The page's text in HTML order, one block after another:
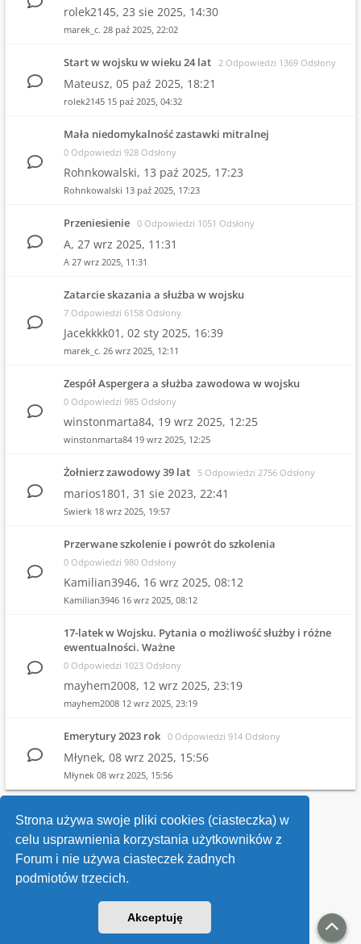
Strona używa swoje pliki cookies (ciasteczka) w
celu usprawnienia korzystania użytkowników z
Forum i nie używa ciasteczek żadnych
podmiotów trzecich.
Akceptuję
rolek2145, 23 sie 2025, 14:30
marek_c. 28 paź 2025, 22:02
Start w wojsku w wieku 24 lat 2 Odpowiedzi 1369 Odsłony
Mateusz, 05 paź 2025, 18:21
rolek2145 15 paź 2025, 04:32
Mała niedomykalność zastawki mitralnej
0 Odpowiedzi 928 Odsłony
Rohnkowalski, 13 paź 2025, 17:23
Rohnkowalski 13 paź 2025, 17:23
Przeniesienie 0 Odpowiedzi 1051 Odsłony
A, 27 wrz 2025, 11:31
A 27 wrz 2025, 11:31
Zatarcie skazania a służba w wojsku
7 Odpowiedzi 6158 Odsłony
Jacekkkk01, 02 sty 2025, 16:39
marek_c. 26 wrz 2025, 12:11
Zespół Aspergera a służba zawodowa w wojsku
0 Odpowiedzi 985 Odsłony
winstonmarta84, 19 wrz 2025, 12:25
winstonmarta84 19 wrz 2025, 12:25
Żołnierz zawodowy 39 lat 5 Odpowiedzi 2756 Odsłony
marios1801, 31 sie 2023, 22:41
Swierk 18 wrz 2025, 19:57
Przerwane szkolenie i powrót do szkolenia
0 Odpowiedzi 980 Odsłony
Kamilian3946, 16 wrz 2025, 08:12
Kamilian3946 16 wrz 2025, 08:12
17-latek w Wojsku. Pytania o możliwość służby i różne
ewentualności. Ważne
0 Odpowiedzi 1023 Odsłony
mayhem2008, 12 wrz 2025, 23:19
mayhem2008 12 wrz 2025, 23:19
Emerytury 2023 rok 0 Odpowiedzi 914 Odsłony
Młynek, 08 wrz 2025, 15:56
Młynek 08 wrz 2025, 15:56
1 2 3 4 … 10
Wróć do wykazu forów
v118